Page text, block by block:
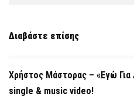
Διαβάστε επίσης
Χρήστος Μάστορας – «Εγώ Για
single & music video!